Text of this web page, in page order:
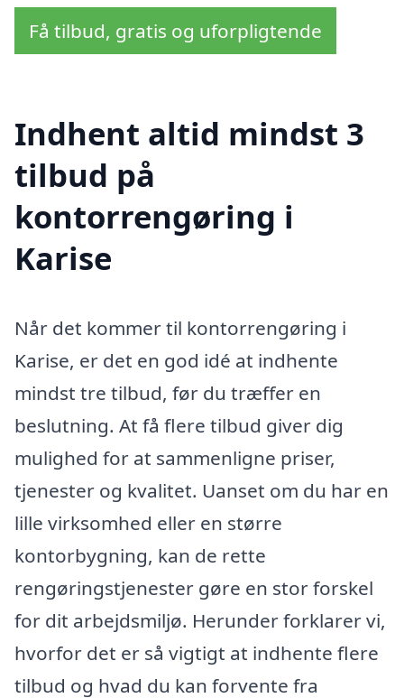
Få tilbud, gratis og uforpligtende
Indhent altid mindst 3
tilbud på
kontorrengøring i
Karise
Når det kommer til kontorrengøring i
Karise, er det en god idé at indhente
mindst tre tilbud, før du træffer en
beslutning. At få flere tilbud giver dig
mulighed for at sammenligne priser,
tjenester og kvalitet. Uanset om du har en
lille virksomhed eller en større
kontorbygning, kan de rette
rengøringstjenester gøre en stor forskel
for dit arbejdsmiljø. Herunder forklarer vi,
hvorfor det er så vigtigt at indhente flere
tilbud og hvad du kan forvente fra